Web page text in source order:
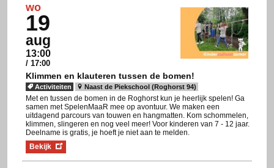
wo
19
aug
13:00
/ 17:00
Klimmen en klauteren tussen de bomen!
Activiteiten Naast de Piekschool (Roghorst 94)
Met en tussen de bomen in de Roghorst kun je heerlijk spelen! Ga
samen met SpelenMaaR mee op avontuur. We maken een
uitdagend parcours van touwen en hangmatten. Kom schommelen,
klimmen, slingeren en nog veel meer! Voor kinderen van 7 - 12 jaar.
Deelname is gratis, je hoeft je niet aan te melden.
Bekijk